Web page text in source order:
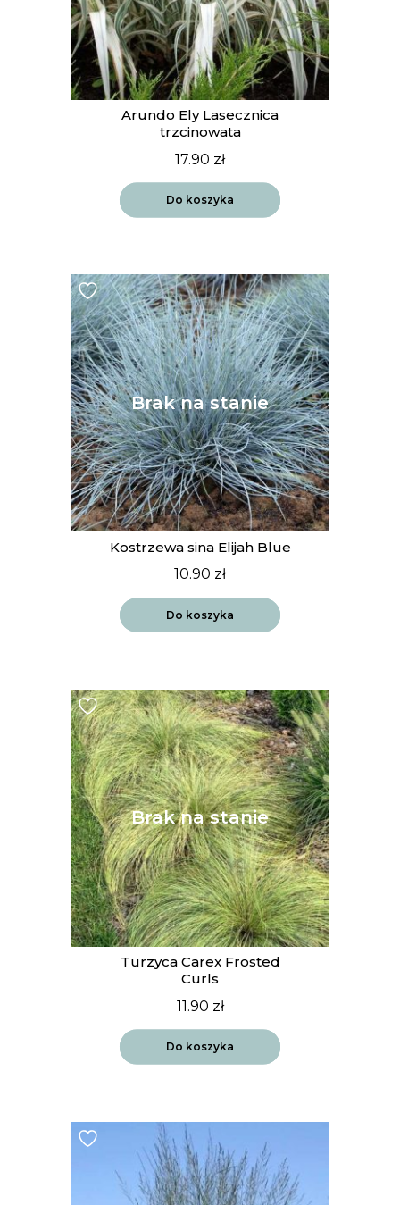
Arundo Ely Lasecznica
trzcinowata
17.90 zł
Do koszyka
Kostrzewa sina Elijah Blue
10.90 zł
Do koszyka
Turzyca Carex Frosted
Curls
11.90 zł
Do koszyka